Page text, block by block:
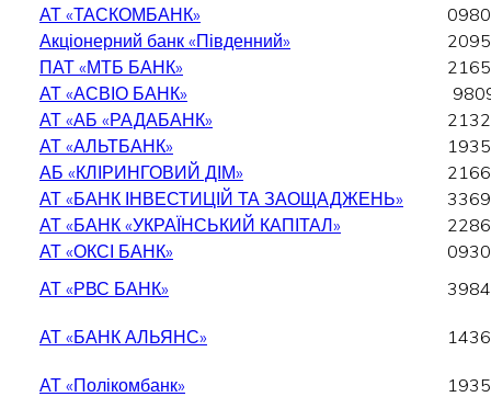
АТ «ТАСКОМБАНК»
Акціонерний банк «Південний»
ПАТ «МТБ БАНК»
АТ «АСВІО БАНК»
АТ «АБ «РАДАБАНК»
АТ «АЛЬТБАНК»
АБ «КЛІРИНГОВИЙ ДІМ»
АТ «БАНК ІНВЕСТИЦІЙ ТА ЗАОЩАДЖЕНЬ»
АТ «БАНК «УКРАЇНСЬКИЙ КАПІТАЛ»
АТ «ОКСІ БАНК»
АТ «РВС БАНК»
АТ «БАНК АЛЬЯНС»
АТ «Полікомбанк»